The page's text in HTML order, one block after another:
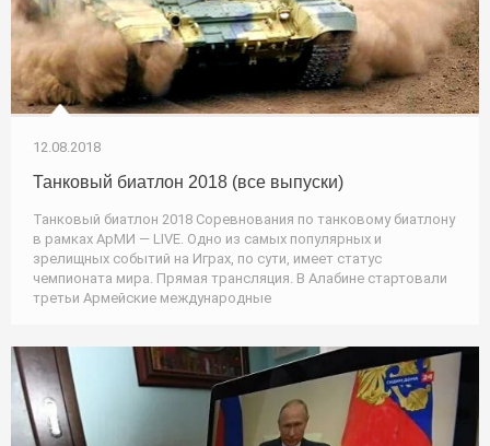
12.08.2018
Танковый биатлон 2018 (все выпуски)
Танковый биатлон 2018 Соревнования по танковому биатлону
в рамках АрМИ — LIVE. Одно из самых популярных и
зрелищных событий на Играх, по сути, имеет статус
чемпионата мира. Прямая трансляция. В Алабине стартовали
третьи Армейские международные